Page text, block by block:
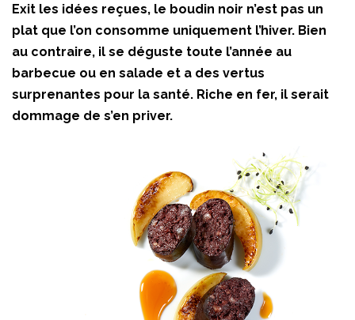
Exit les idées reçues, le boudin noir n’est pas un
plat que l’on consomme uniquement l’hiver. Bien
au contraire, il se déguste toute l’année au
barbecue ou en salade et a des vertus
surprenantes pour la santé. Riche en fer, il serait
dommage de s’en priver.